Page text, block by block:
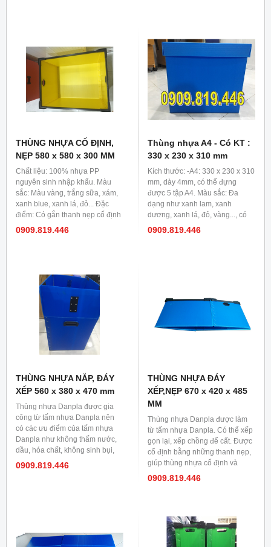
THÙNG NHỰA CỐ ĐỊNH,
NẸP 580 x 580 x 300 MM
Chất liệu: 100% nhựa PP
nguyên sinh nhập khẩu. Màu
sắc: Màu vàng, trắng sữa, xám,
xanh blue, xanh lá, đỏ... Đặc
điểm: Có gắn thanh nẹp cố định
giúp thùng cứng cáp hơn, chống
0909.819.446
Thùng nhựa A4 - Có KT :
330 x 230 x 310 mm
Kích thước: -A4: 330 x 230 x 310
mm, dày 4mm, có thể đựng
được 5 tập A4. Màu sắc: Đa
dạng như xanh lam, xanh
dương, xanh lá, đỏ, vàng..., có
thể đặt theo yêu cầu. Công
0909.819.446
THÙNG NHỰA NẮP, ĐÁY
XẾP 560 x 380 x 470 mm
Thùng nhựa Danpla được gia
công từ tấm nhựa Danpla nên
có các ưu điểm của tấm nhựa
Danpla như không thấm nước,
dầu, hóa chất, không sinh bụi,
mối mọt, tuổi thọ cao, sử dụng
0909.819.446
THÙNG NHỰA ĐÁY
XẾP,NẸP 670 x 420 x 485
MM
Thùng nhựa Danpla được làm
từ tấm nhựa Danpla. Có thể xếp
gọn lại, xếp chồng để cất. Được
cố định bằng những thanh nẹp,
giúp thùng nhựa cố định và
vững chắc hơn.
0909.819.446